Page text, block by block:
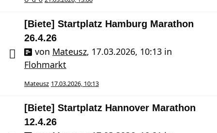
[Biete] Startplatz Hamburg Marathon
26.4.26
von Mateusz, 17.03.2026, 10:13 in
Flohmarkt
Mateusz 17.03.2026, 10:13
[Biete] Startplatz Hannover Marathon
12.4.26